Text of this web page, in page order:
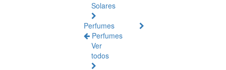
Solares
Perfumes
Perfumes
Ver
todos